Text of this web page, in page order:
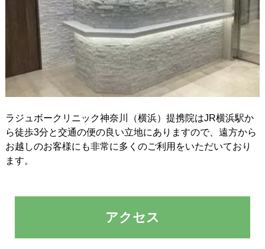
ラジュボークリニック神奈川（横浜）提携院はJR横浜駅か
ら徒歩3分と交通の便の良い立地にありますので、遠方から
お越しのお客様にも非常に多くのご利用をいただいており
ます。
アクセス